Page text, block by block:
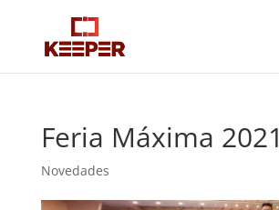
Feria Máxima 2021
Novedades